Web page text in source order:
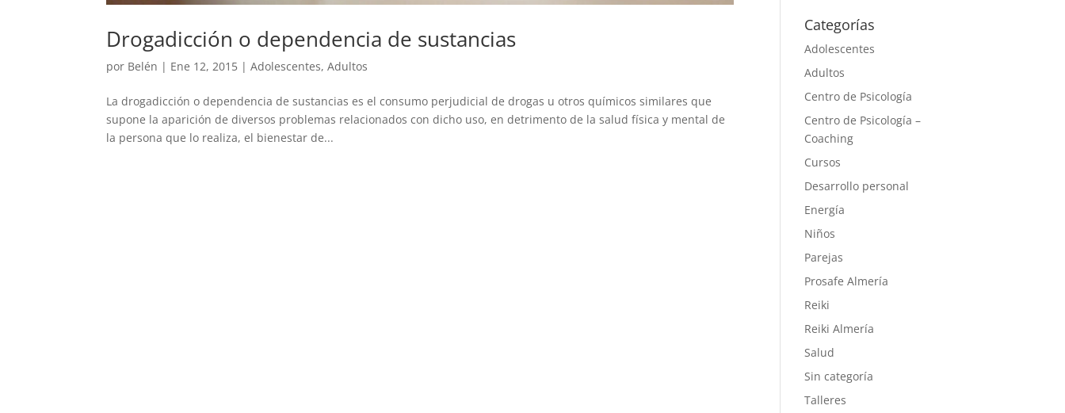
Drogadicción o dependencia de sustancias
por Belén | Ene 12, 2015 |Adolescentes,Adultos
La drogadicción o dependencia de sustancias es el consumo perjudicial de drogas u otros químicos similares que
supone la aparición de diversos problemas relacionados con dicho uso, en detrimento de la salud física y mental de
la persona que lo realiza, el bienestar de...
Categorías
Adolescentes
Adultos
Centro de Psicología
Centro de Psicología –
Coaching
Cursos
Desarrollo personal
Energía
Niños
Parejas
Prosafe Almería
Reiki
Reiki Almería
Salud
Sin categoría
Talleres